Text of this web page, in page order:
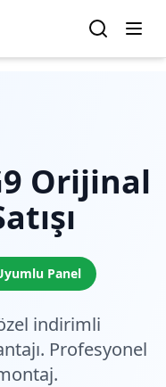
Orijinal
Panel
indirimli
Profesyonel